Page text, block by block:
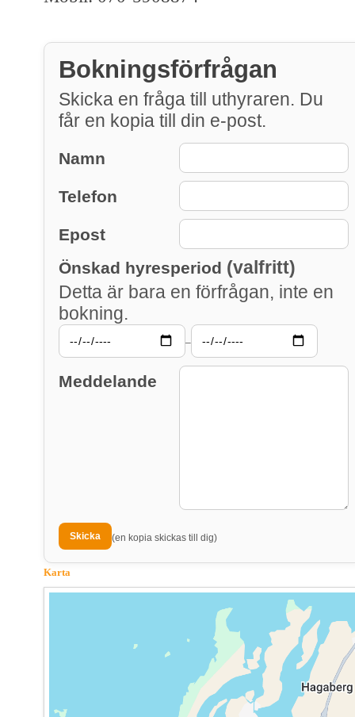
Bokningsförfrågan
Skicka en fråga till uthyraren. Du
får en kopia till din e-post.
Namn
Telefon
Epost
Önskad hyresperiod (valfritt)
Detta är bara en förfrågan, inte en
bokning.
–
Meddelande
(en kopia skickas till dig)
Karta